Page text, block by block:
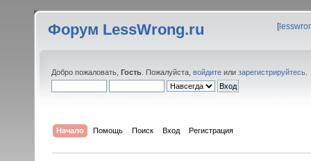
Форум LessWrong.ru [
Добро пожаловать, Гость . Пожалуйста, войдите или зарегистрируйтесь
Начало Помощь Поиск Вход Регистрация